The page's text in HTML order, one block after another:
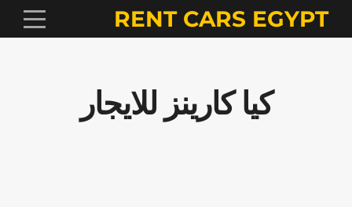
RENT CARS EGYPT
كيا كارينز للايجار